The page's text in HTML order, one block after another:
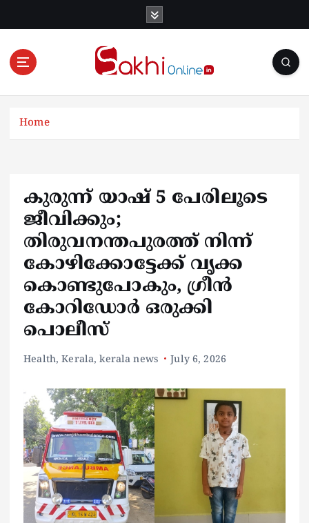
Online News Portal
Home
കുരുന്ന് യാഷ് 5 പേരിലൂടെ
ജീവിക്കും;
തിരുവനന്തപുരത്ത് നിന്ന്
കോഴിക്കോട്ടേക്ക് വൃക്ക
കൊണ്ടുപോകും, ഗ്രീൻ
കോറിഡോർ ഒരുക്കി
പൊലീസ്
Health,Kerala,kerala news July 6, 2026